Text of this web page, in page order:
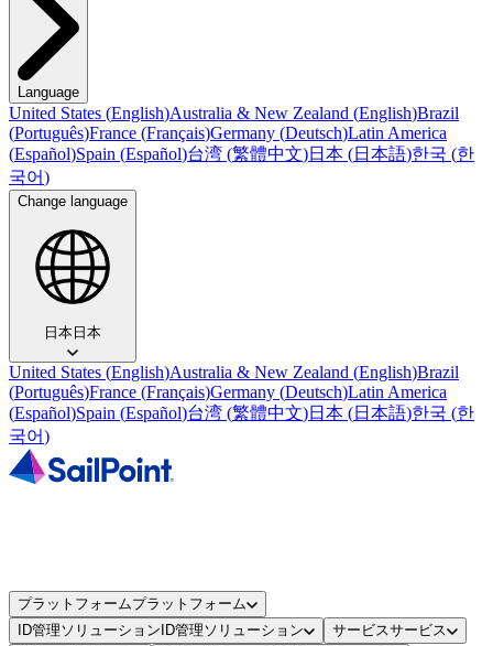
Language
United States (English)Australia & New Zealand (English)Brazil
(Português)France (Français)Germany (Deutsch)Latin America
(Español)Spain (Español)台湾 (繁體中文)日本 (日本語)한국 (한
국어)
Change language
日本日本
United States (English)Australia & New Zealand (English)Brazil
(Português)France (Français)Germany (Deutsch)Latin America
(Español)Spain (Español)台湾 (繁體中文)日本 (日本語)한국 (한
국어)
プラットフォームプラットフォーム
ID管理ソリューション ID管理ソリューション サービスサービス